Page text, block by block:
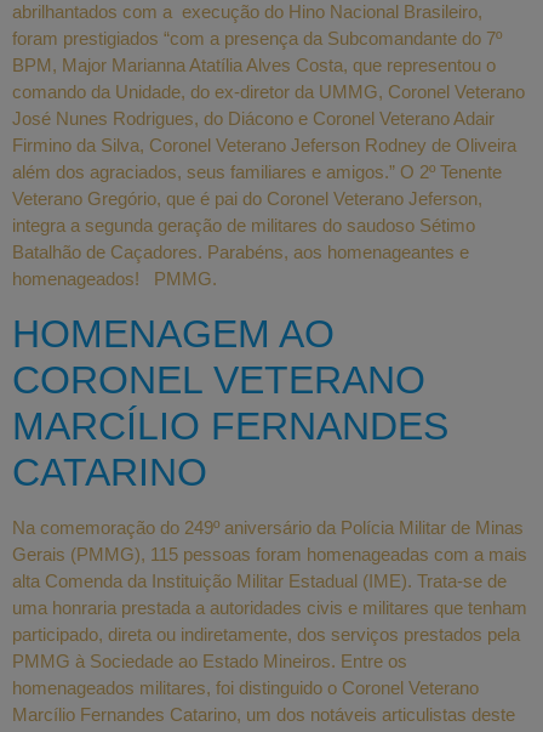
abrilhantados com a execução do Hino Nacional Brasileiro,
foram prestigiados “com a presença da Subcomandante do 7º
BPM, Major Marianna Atatília Alves Costa, que representou o
comando da Unidade, do ex-diretor da UMMG, Coronel Veterano
José Nunes Rodrigues, do Diácono e Coronel Veterano Adair
Firmino da Silva, Coronel Veterano Jeferson Rodney de Oliveira
além dos agraciados, seus familiares e amigos.” O 2º Tenente
Veterano Gregório, que é pai do Coronel Veterano Jeferson,
integra a segunda geração de militares do saudoso Sétimo
Batalhão de Caçadores. Parabéns, aos homenageantes e
homenageados! PMMG.
HOMENAGEM AO
CORONEL VETERANO
MARCÍLIO FERNANDES
CATARINO
Na comemoração do 249º aniversário da Polícia Militar de Minas
Gerais (PMMG), 115 pessoas foram homenageadas com a mais
alta Comenda da Instituição Militar Estadual (IME). Trata-se de
uma honraria prestada a autoridades civis e militares que tenham
participado, direta ou indiretamente, dos serviços prestados pela
PMMG à Sociedade ao Estado Mineiros. Entre os
homenageados militares, foi distinguido o Coronel Veterano
Marcílio Fernandes Catarino, um dos notáveis articulistas deste